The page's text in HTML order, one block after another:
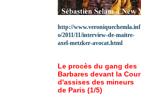
http://www.veroniquechemla.inf
o/2011/11/interview-de-maitre-
axel-metzker-avocat.html
Le procès du gang des
Barbares devant la Cour
d'assises des mineurs
de Paris (1/5)